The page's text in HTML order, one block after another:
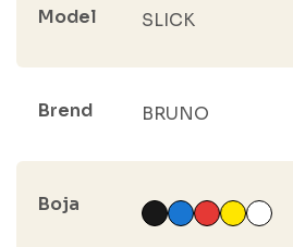
Model SLICK
Brend BRUNO
Boja